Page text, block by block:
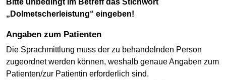
Bitte unbedingt im Betreff das Stichwort
„Dolmetscherleistung“ eingeben!
Angaben zum Patienten
Die Sprachmittlung muss der zu behandelnden Person
zugeordnet werden können, weshalb genaue Angaben zum
Patienten/zur Patientin erforderlich sind.